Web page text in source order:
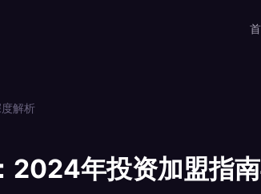
解析
2024年投资加盟指